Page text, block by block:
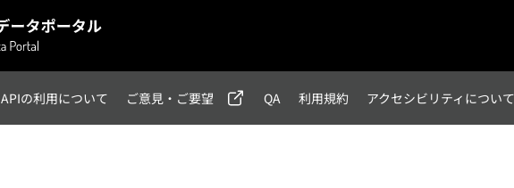
APIの利用について ご意見・ご要望 QA 利用規約 アクセシビリティについて